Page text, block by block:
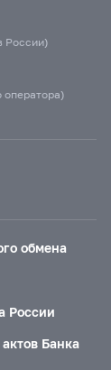
России)
оператора)
обмена
России
Банка